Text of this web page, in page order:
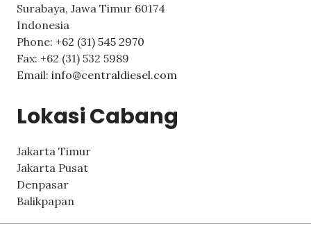
Surabaya, Jawa Timur 60174
Indonesia
Phone: +62 (31) 545 2970
Fax: +62 (31) 532 5989
Email: info@centraldiesel.com
Lokasi Cabang
Jakarta Timur
Jakarta Pusat
Denpasar
Balikpapan